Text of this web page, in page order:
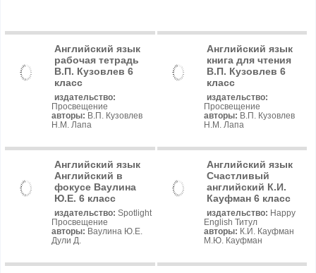
Английский язык
рабочая тетрадь
В.П. Кузовлев 6
класс
издательство:
Просвещение
авторы: В.П. Кузовлев
Н.М. Лапа
Английский язык
книга для чтения
В.П. Кузовлев 6
класс
издательство:
Просвещение
авторы: В.П. Кузовлев
Н.М. Лапа
Английский язык
Английский в
фокусе Ваулина
Ю.Е. 6 класс
издательство: Spotlight
Просвещение
авторы: Ваулина Ю.Е.
Дули Д.
Английский язык
Счастливый
английский К.И.
Кауфман 6 класс
издательство: Happy
English Титул
авторы: К.И. Кауфман
М.Ю. Кауфман